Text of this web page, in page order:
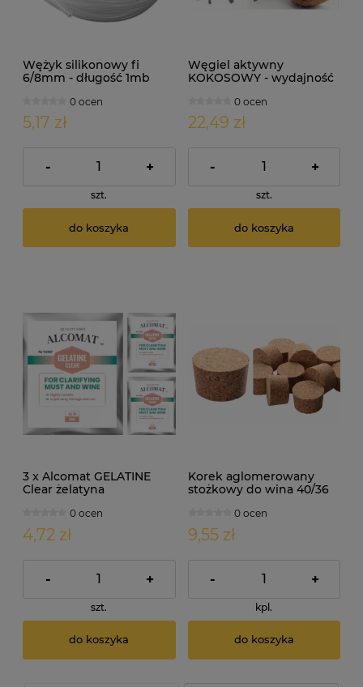
Wężyk silikonowy fi
6/8mm - długość 1mb
0 ocen
5,17 zł
- +
szt.
do koszyka
Węgiel aktywny
KOKOSOWY - wydajność
0 ocen
22,49 zł
- +
szt.
do koszyka
3 x Alcomat GELATINE
Clear żelatyna
0 ocen
4,72 zł
- +
szt.
do koszyka
Korek aglomerowany
stożkowy do wina 40/36
0 ocen
9,55 zł
- +
kpl.
do koszyka